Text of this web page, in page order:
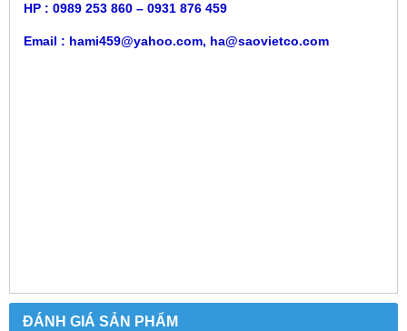
HP : 0989 253 860 – 0931 876 459
Email : hami459@yahoo.com, ha@saovietco.com
ĐÁNH GIÁ SẢN PHẨM